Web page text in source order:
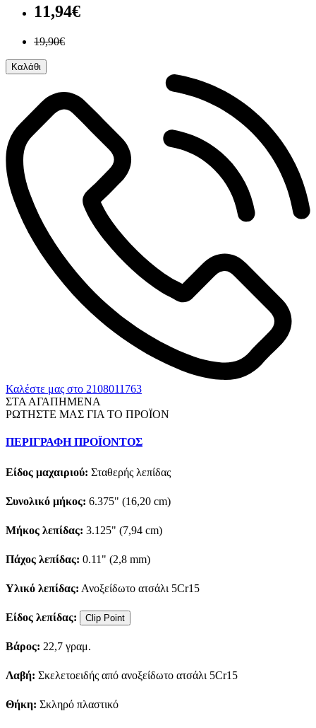
11,94€
19,90€
Καλάθι
Καλέστε μας στο 2108011763
ΣΤΑ ΑΓΑΠΗΜΕΝΑ
ΡΩΤΗΣΤΕ ΜΑΣ ΓΙΑ ΤΟ ΠΡΟΪΟΝ
ΠΕΡΙΓΡΑΦΗ ΠΡΟΪΟΝΤΟΣ
Είδος μαχαιριού: Σταθερής λεπίδας
Συνολικό μήκος: 6.375" (16,20 cm)
Μήκος λεπίδας: 3.125" (7,94 cm)
Πάχος λεπίδας: 0.11" (2,8 mm)
Υλικό λεπίδας: Ανοξείδωτο ατσάλι 5Cr15
Είδος λεπίδας: Clip Point
Βάρος: 22,7 γραμ.
Λαβή: Σκελετοειδής από ανοξείδωτο ατσάλι 5Cr15
Θήκη: Σκληρό πλαστικό